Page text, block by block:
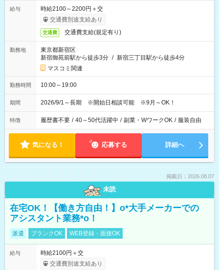
給与
時給2100～2200円＋交
交通費別途支給あり
交通費 交通費支給(規定有り)
勤務地
東京都新宿区
新宿御苑前駅から徒歩3分 / 新宿三丁目駅から徒歩4分
マスコミ関連
勤務時間 10:00～19:00
期間 2026/9/1～長期 ※開始日相談可能 ※9月～OK！
特徴 履歴書不要 / 40～50代活躍中 / 副業・WワークOK / 服装自由
気になる！ 応募する 詳細へ
掲載日：2026.08.07
未読
在宅OK！【働き方自由！】o*大手メーカーでの
アシスタント業務*o！
派遣 ブランクOK WEB登録・面接OK
給与
時給2100円＋交
交通費別途支給あり